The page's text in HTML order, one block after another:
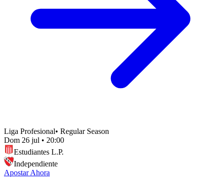
Liga Profesional• Regular Season
Dom 26 jul • 20:00
Estudiantes L.P.
Independiente
Apostar Ahora